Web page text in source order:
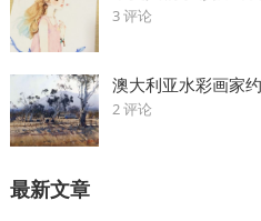
3 评论
澳大利亚水彩画家
2 评论
最新文章